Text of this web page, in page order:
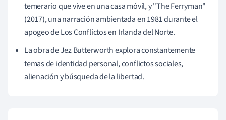
temerario que vive en una casa móvil, y "The Ferryman"
(2017), una narración ambientada en 1981 durante el
apogeo de Los Conflictos en Irlanda del Norte.
La obra de Jez Butterworth explora constantemente
temas de identidad personal, conflictos sociales,
alienación y búsqueda de la libertad.